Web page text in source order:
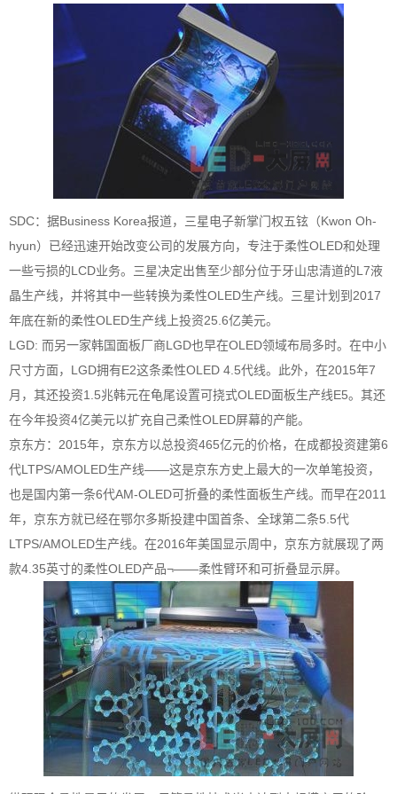
SDC：据Business Korea报道，三星电子新掌门权五铉（Kwon Oh-
hyun）已经迅速开始改变公司的发展方向，专注于柔性OLED和处理
一些亏损的LCD业务。三星决定出售至少部分位于牙山忠清道的L7液
晶生产线，并将其中一些转换为柔性OLED生产线。三星计划到2017
年底在新的柔性OLED生产线上投资25.6亿美元。
LGD: 而另一家韩国面板厂商LGD也早在OLED领域布局多时。在中小
尺寸方面，LGD拥有E2这条柔性OLED 4.5代线。此外，在2015年7
月，其还投资1.5兆韩元在龟尾设置可挠式OLED面板生产线E5。其还
在今年投资4亿美元以扩充自己柔性OLED屏幕的产能。
京东方：2015年，京东方以总投资465亿元的价格，在成都投资建第6
代LTPS/AMOLED生产线——这是京东方史上最大的一次单笔投资，
也是国内第一条6代AM-OLED可折叠的柔性面板生产线。而早在2011
年，京东方就已经在鄂尔多斯投建中国首条、全球第二条5.5代
LTPS/AMOLED生产线。在2016年美国显示周中，京东方就展现了两
款4.35英寸的柔性OLED产品¬——柔性臂环和可折叠显示屏。